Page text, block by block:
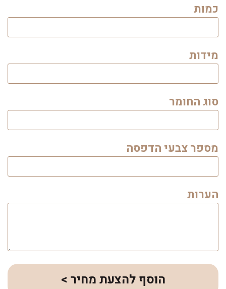
כמות
מידות
סוג החומר
מספר צבעי הדפסה
הערות
הוסף להצעת מחיר >